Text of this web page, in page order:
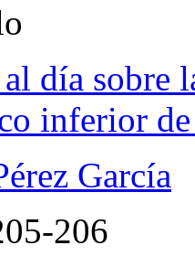
al día sobre
inferior
García
206